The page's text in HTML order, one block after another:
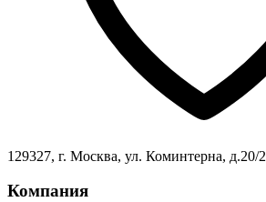
129327, г. Москва, ул. Коминтерна, д.20/2
Компания